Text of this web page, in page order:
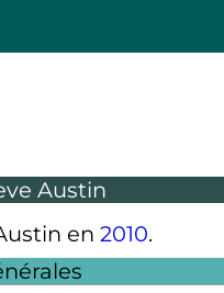
Austin
en 2010.